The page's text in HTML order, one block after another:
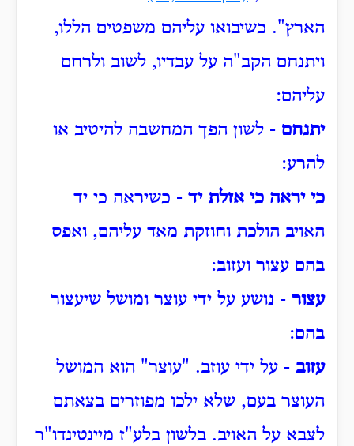
הארץ". כשיבואו עליהם משפטים הללו,
ויתנחם הקב"ה על עבדיו, לשוב ולרחם
עליהם:
יתנחם - לשון הפך המחשבה להיטיב או
להרע:
כי יראה כי אזלת יד - כשיראה כי יד
האויב הולכת וחוזקת מאד עליהם, ואפס
בהם עצור ועזוב:
עצור - נושע על ידי עוצר ומושל שיעצור
בהם:
עזוב - על ידי עוזב. "עוצר" הוא המושל
העוצר בעם, שלא ילכו מפוזרים בצאתם
לצבא על האויב. בלשון בלע"ז מיינטינדו"ר